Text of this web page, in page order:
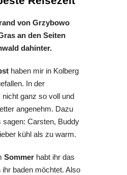
haben mir in Kolberg
In der
ganz so voll und
angenehm. Dazu
sagen: Carsten, Buddy
kühl als zu warm.
Sommer habt ihr das
ihr baden möchtet. Also